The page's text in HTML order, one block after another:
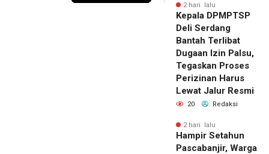
2 hari lalu
Kepala DPMPTSP
Deli Serdang
Bantah Terlibat
Dugaan Izin Palsu,
Tegaskan Proses
Perizinan Harus
Lewat Jalur Resmi
20 Redaksi
2 hari lalu
Hampir Setahun
Pascabanjir, Warga